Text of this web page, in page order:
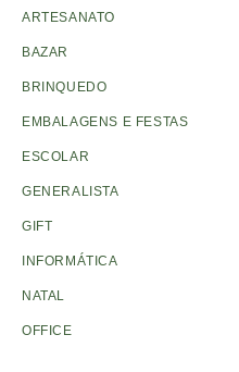
ARTESANATO
BAZAR
BRINQUEDO
EMBALAGENS E FESTAS
ESCOLAR
GENERALISTA
GIFT
INFORMÁTICA
NATAL
OFFICE